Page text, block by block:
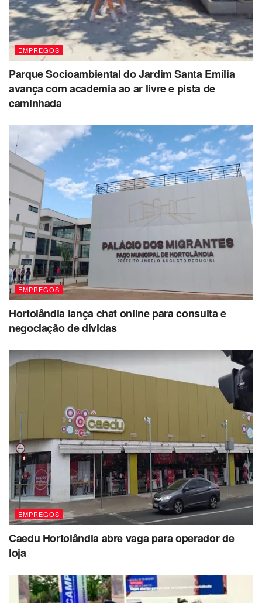
EMPREGOS
Parque Socioambiental do Jardim Santa Emília
avança com academia ao ar livre e pista de
caminhada
EMPREGOS
Hortolândia lança chat online para consulta e
negociação de dívidas
EMPREGOS
Caedu Hortolândia abre vaga para operador de
loja